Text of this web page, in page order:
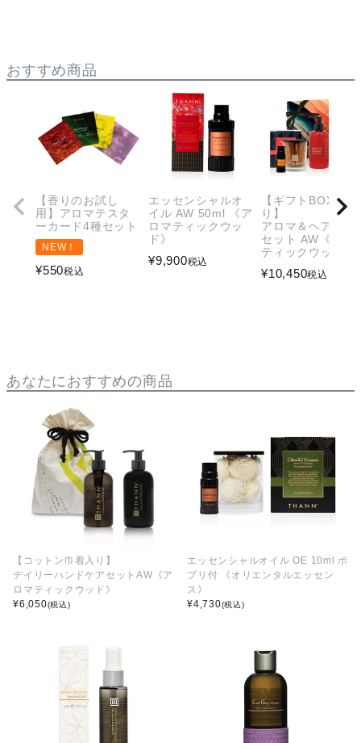
おすすめ商品
【香りのお試し
用】アロマテスタ
ーカード4種セット
NEW！
¥550税込
エッセンシャルオ
イル AW 50ml 《ア
ロマティックウッ
ド》
¥9,900税込
【ギフトBOX入
り】
アロマ＆ヘアケア
セット AW《アロ
ティックウッド》
¥10,450税込
あなたにおすすめの商品
【コットン巾着入り】
デイリーハンドケアセットAW《ア
ロマティックウッド》
¥6,050(税込)
エッセンシャルオイル OE 10ml ポ
プリ付 《オリエンタルエッセン
ス》
¥4,730(税込)